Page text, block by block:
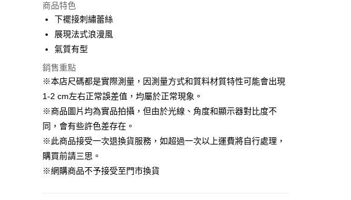
LINE Pay
Apple Pay
悠遊付
相關說明
【關於「AFTEE先享後付」】
AFTEE先享後付是「在收到商品之後才付款」的支付方式。 讓您購物簡單
便利好安心！
１．簡單：不需註冊會員、不需綁卡、不需儲值。
２．便利：只要手機號碼，簡訊認證，即可結帳。
ATM付款
運送方式
商品特色
下襬接刺繡蕾絲
展現法式浪漫風
氣質有型
銷售重點
※本店尺碼都是實際測量，因測量方式和質料材質特性可能會出現
1-2 cm左右正常誤差值，均屬於正常現象。
※商品圖片均為實品拍攝，但由於光線、角度和顯示器對比度不
同，會有些許色差存在。
※此商品接受一次退換貨服務，如超過一次以上運費將自行處理，
購買前請三思。
※網購商品不予接受至門市換貨